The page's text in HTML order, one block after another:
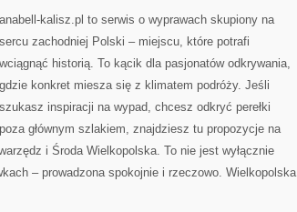
anabell-kalisz.pl to serwis o wyprawach skupiony na
sercu zachodniej Polski – miejscu, które potrafi
wciągnąć historią. To kącik dla pasjonatów odkrywania,
gdzie konkret miesza się z klimatem podróży. Jeśli
szukasz inspiracji na wypad, chcesz odkryć perełki
poza głównym szlakiem, znajdziesz tu propozycje na
i Środa Wielkopolska. To nie jest wyłącznie
– prowadzona spokojnie i rzeczowo. Wielkopolska